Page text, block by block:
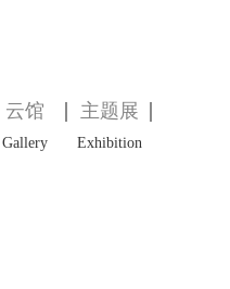
云馆
Gallery
主题展
Exhibition